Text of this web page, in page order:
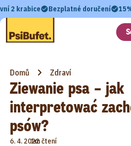
2 krabice Bezplatné doručení
Domů Zdraví
Ziewanie psa – jak
interpretować
psów?
6. 4. 2022
•
1m čtení